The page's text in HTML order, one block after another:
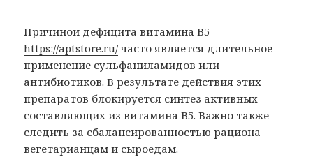
Причиной дефицита витамина В5
https://aptstore.ru/часто является длительное
применение сульфаниламидов или
антибиотиков. В результате действия этих
препаратов блокируется синтез активных
составляющих из витамина В5. Важно также
следить за сбалансированностью рациона
вегетарианцам и сыроедам.